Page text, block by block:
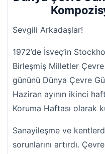
Sevgili Arkadaşlar!
1972’de İsveç’in
Birleşmiş Milletler Çevre
gününü Dünya Çevre
Haziran ayının ikinci
Koruma Haftası olarak
Sanayileşme ve
sorunlarını artırdı.